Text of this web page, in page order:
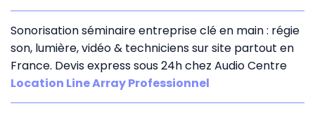
Sonorisation séminaire entreprise clé en main : régie
son, lumière, vidéo & techniciens sur site partout en
France. Devis express sous 24h chez Audio Centre
Location Line Array Professionnel